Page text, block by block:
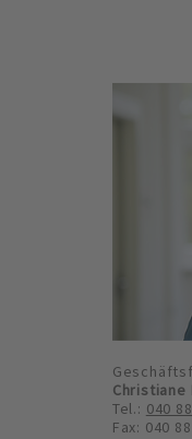
Christiane
Tel.: 040
Fax: 040